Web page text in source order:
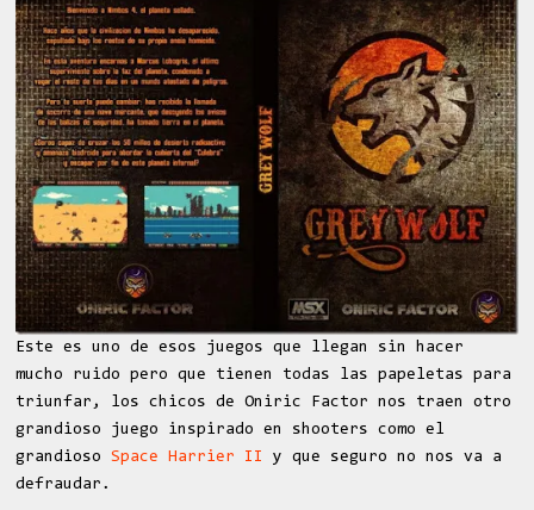
Este es uno de esos juegos que llegan sin hacer
mucho ruido pero que tienen todas las papeletas para
triunfar, los chicos de Oniric Factor nos traen otro
grandioso juego inspirado en shooters como el
grandiosoSpace Harrier II
y que seguro no nos va a
defraudar.